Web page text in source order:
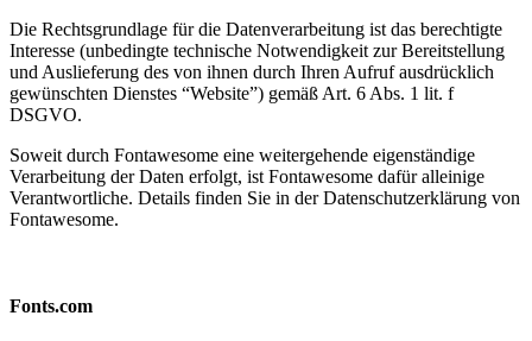
Die Rechtsgrundlage für die Datenverarbeitung ist das berechtigte
Interesse (unbedingte technische Notwendigkeit zur Bereitstellung
und Auslieferung des von ihnen durch Ihren Aufruf ausdrücklich
gewünschten Dienstes “Website”) gemäß Art. 6 Abs. 1 lit. f
DSGVO.
Soweit durch Fontawesome eine weitergehende eigenständige
Verarbeitung der Daten erfolgt, ist Fontawesome dafür alleinige
Verantwortliche. Details finden Sie in der Datenschutzerklärung von
Fontawesome.
Fonts.com